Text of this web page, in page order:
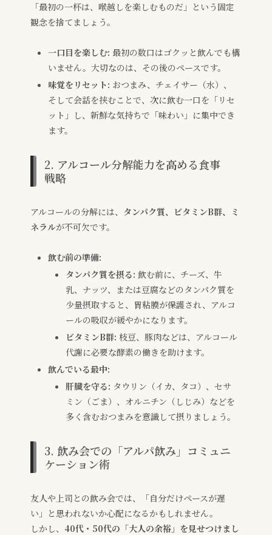
「最初の一杯は、喉越しを楽しむものだ」という固定
観念を捨てましょう。
一口目を楽しむ: 最初の数口はゴクッと飲んでも構
いません。大切なのは、その後のペースです。
味覚をリセット: おつまみ、チェイサー（水）、
そして会話を挟むことで、次に飲む一口を「リセ
ット」し、新鮮な気持ちで「味わい」に集中でき
ます。
2. アルコール分解能力を高める食事
戦略
アルコールの分解には、 タンパク質、ビタミンB群、ミ
ネラルが不可欠です。
飲む前の準備:
タンパク質を摂る: 飲む前に、チーズ、牛
乳、ナッツ、または豆腐などのタンパク質を
少量摂取すると、胃粘膜が保護され、アルコ
ールの吸収が緩やかになります。
ビタミンB群: 枝豆、豚肉などは、アルコール
代謝に必要な酵素の働きを助けます。
飲んでいる最中:
肝臓を守る: タウリン（イカ、タコ）、セサ
ミン（ごま）、オルニチン（しじみ）などを
多く含むおつまみを意識して摂りましょう。
3. 飲み会での「アルパ飲み」コミュニ
ケーション術
友人や上司との飲み会では、「自分だけペースが遅
い」と思われないか心配になるかもしれません。
しかし、 40代・50代の「大人の余裕」を見せつけまし